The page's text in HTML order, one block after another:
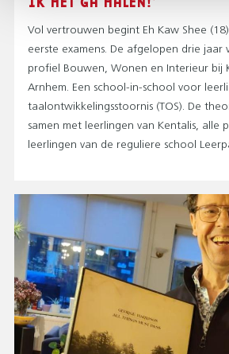
Vol vertrouwen begint Eh Kaw Shee
eerste examens. De afgelopen drie jaar
profiel Bouwen, Wonen en Interieur bij
Arnhem. Een school-in-school voor
taalontwikkelingsstoornis (TOS). De
samen met leerlingen van Kentalis, alle
leerlingen van de reguliere school